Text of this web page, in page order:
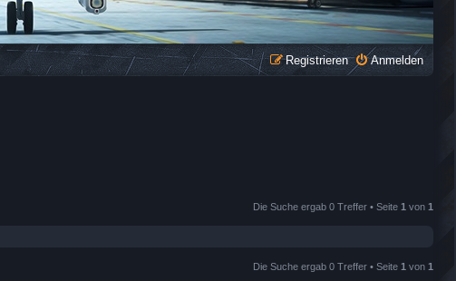
Anmelden
Registrieren
Die Suche ergab 0 Treffer • Seite 1 von 1
Die Suche ergab 0 Treffer • Seite 1 von 1